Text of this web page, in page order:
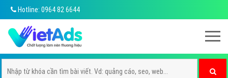
Hotline: 0964 82 6644